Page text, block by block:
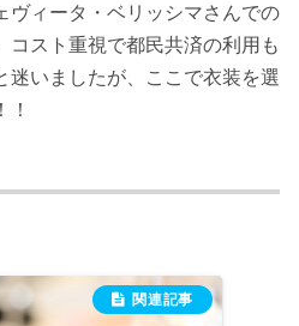
ヴィータ・ベリッシマさんでの
コスト重視で都民共済の利用も
迷いましたが、ここで衣装を選